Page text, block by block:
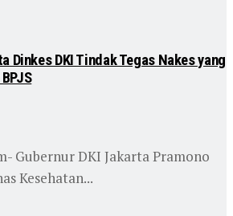
Dinkes DKI Tindak Tegas Nakes yang
Gubernur DKI Jakarta Pramono
Kesehatan...